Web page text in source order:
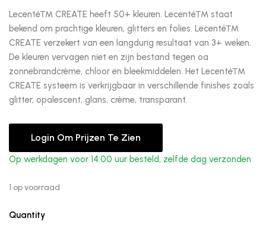
Lecenté™ CREATE heeft 50+ kleuren. Lecenté™ staat
bekend om prachtige kleuren, glitters en folies. Lecenté™
CREATE verzekert van een langdurig resultaat van 3+ weken.
De kleuren vervagen niet en zijn bestand tegen oa
zonnebrandcrème, chloor en bleekmiddelen. Het Lecenté™
CREATE systeem is verkrijgbaar in verschillende finishes zoals
glitter, opalescent, glans, crème, transparant.
Login Om Prijzen Te Zien
Op werkdagen voor 14:00 uur besteld, zelfde dag verzonden
1 op voorraad
Quantity